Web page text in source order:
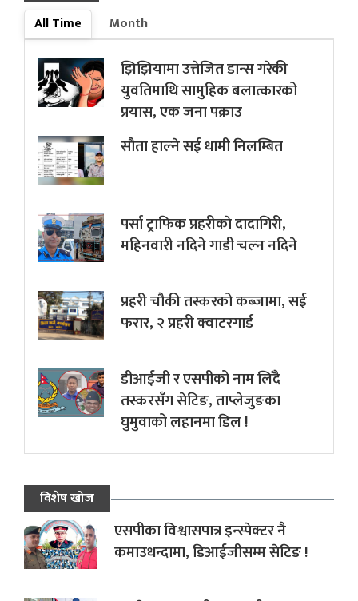
All Time
Month
झिझियामा उत्तेजित डान्स गरेकी
युवतिमाथि सामुहिक बलात्कारको
प्रयास, एक जना पक्राउ
सौता हाल्ने सई धामी निलम्बित
पर्सा ट्राफिक प्रहरीकाे दादागिरी,
महिनवारी नदिने गाडी चल्न नदिने
प्रहरी चौकी तस्करको कब्जामा, सई
फरार, २ प्रहरी क्वाटरगार्ड
डीआईजी र एसपीको नाम लिँदै
तस्करसँग सेटिङ, ताप्लेजुङका
घुमुवाको लहानमा डिल !
विशेष खोज
एसपीका विश्वासपात्र इन्स्पेक्टर नै
कमाउधन्दामा, डिआईजीसम्म सेटिङ !